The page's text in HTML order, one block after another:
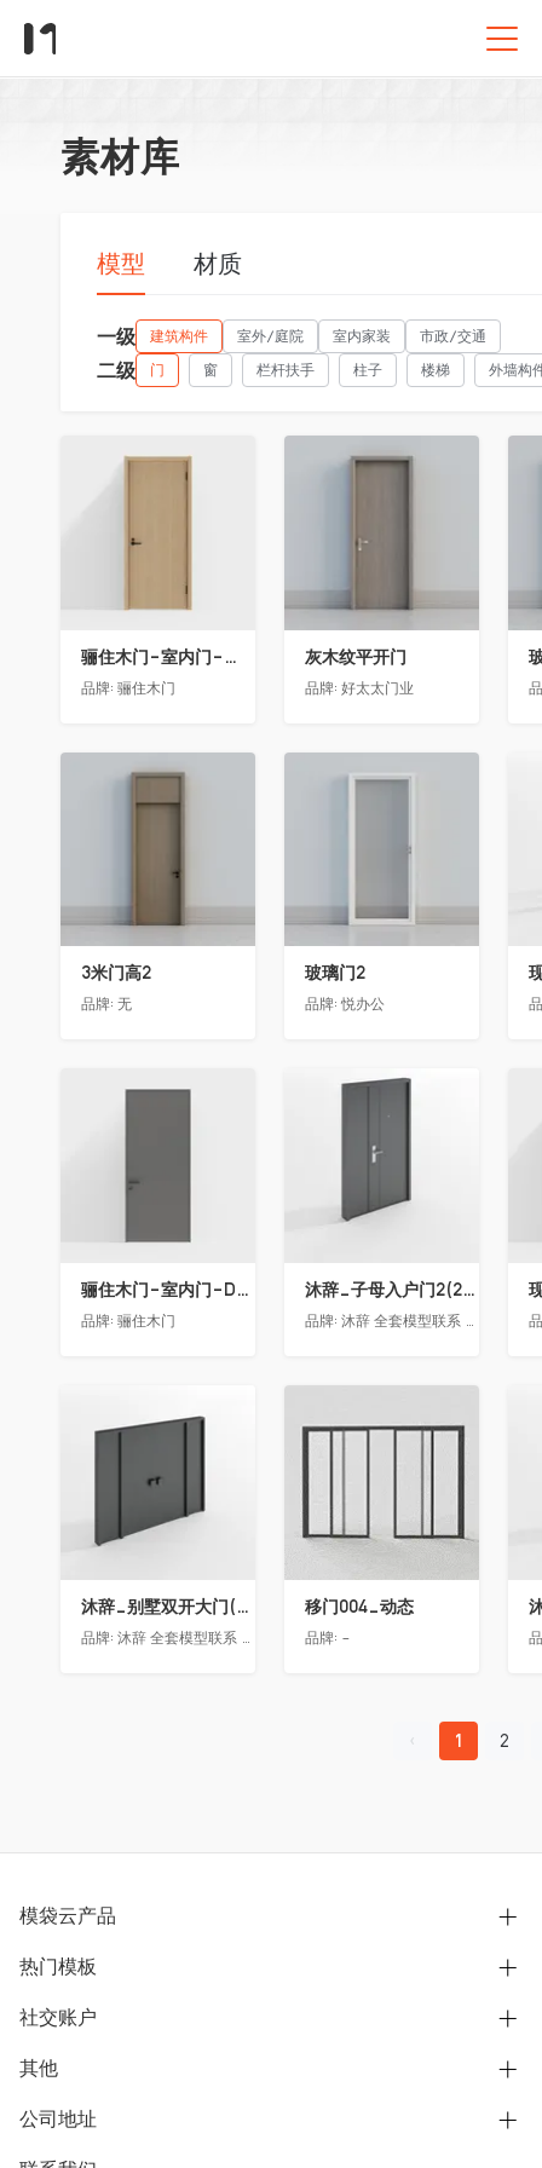
素材库
模型 材质
一级 建筑构件 室外/庭院 室内家装 市政/交通
二级 门 窗 栏杆扶手 柱子 楼梯 外墙构
收藏
骊住木门-室内门-单开门-BFA-PP麦芽黄色
品牌: 骊住木门
收藏
灰木纹平开门
品牌: 好太太门业
收藏
3米门高2
品牌: 无
收藏
玻璃门2
品牌:悦办公
骊住木门-室内门-DAA标准门-方形把手-2350-灰色
品牌: 骊住木门
沐辞_子母入户门2(2021)
品牌: 沐辞 全套模型联系 Vx:Muci0003
沐辞_别墅双开大门(大型)(漏光加厚度)
品牌: 沐辞 全套模型联系 Vx:Muci0003
移门004_动态
品牌: -
1 2
模袋云产品
别墅设计营销
模型协同展示分享
别墅社区
热门模板
欧式别墅
中式别墅
社交账户
B站
抖音
微信公众号
其他
用户服务协议
隐私政策
公司地址